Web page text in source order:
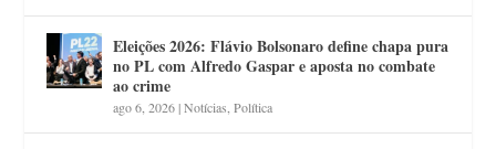
Eleições 2026: Flávio Bolsonaro define chapa pura
no PL com Alfredo Gaspar e aposta no combate
ao crime
ago 6, 2026|Notícias ,Política